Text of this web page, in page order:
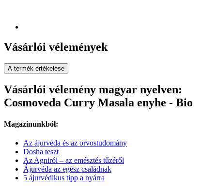
Vásárlói vélemények
A termék értékelése
Vásárlói vélemény magyar nyelven:
Cosmoveda Curry Masala enyhe - Bio
Magazinunkból:
Az ájurvéda és az orvostudomány
Dosha teszt
Az Agniról – az emésztés tűzéről
Ájurvéda az egész családnak
5 ájurvédikus tipp a nyárra